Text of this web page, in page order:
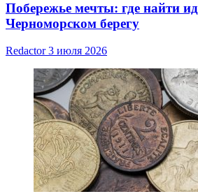
Побережье мечты: где найти
Черноморском берегу
Redactor3 июля 2026